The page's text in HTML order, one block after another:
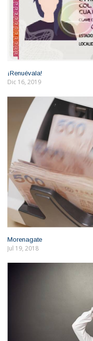
¡Renuévala!
Dic 16, 2019
Morenagate
Jul 19, 2018